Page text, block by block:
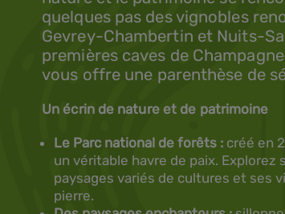
quelques pas des vignobles
Gevrey-Chambertin et Nuits-
premières caves de
vous offre une parenthèse de
Un écrin de nature et de patrimoine
Le Parc national de forêts : créé en
un véritable havre de paix. Explorez
paysages variés de cultures et ses
pierre.